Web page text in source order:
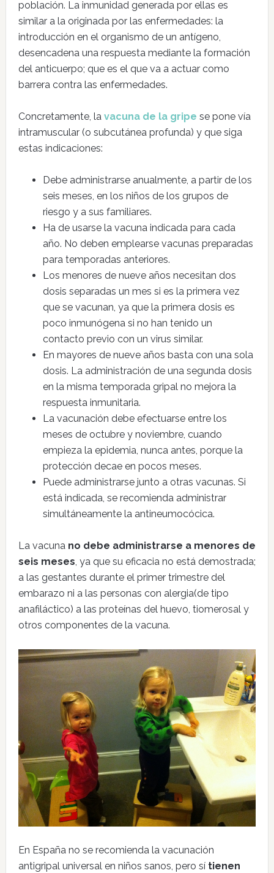
población. La inmunidad generada por ellas es
similar a la originada por las enfermedades: la
introducción en el organismo de un antígeno,
desencadena una respuesta mediante la formación
del anticuerpo; que es el que va a actuar como
barrera contra las enfermedades.
Concretamente, la vacuna de la gripe se pone vía
intramuscular (o subcutánea profunda) y que siga
estas indicaciones:
Debe administrarse anualmente, a partir de los
seis meses, en los niños de los grupos de
riesgo y a sus familiares.
Ha de usarse la vacuna indicada para cada
año. No deben emplearse vacunas preparadas
para temporadas anteriores.
Los menores de nueve años necesitan dos
dosis separadas un mes si es la primera vez
que se vacunan, ya que la primera dosis es
poco inmunógena si no han tenido un
contacto previo con un virus similar.
En mayores de nueve años basta con una sola
dosis. La administración de una segunda dosis
en la misma temporada gripal no mejora la
respuesta inmunitaria.
La vacunación debe efectuarse entre los
meses de octubre y noviembre, cuando
empieza la epidemia, nunca antes, porque la
protección decae en pocos meses.
Puede administrarse junto a otras vacunas. Si
está indicada, se recomienda administrar
simultáneamente la antineumocócica.
La vacuna no debe administrarse a menores de
seis meses, ya que su eficacia no está demostrada;
a las gestantes durante el primer trimestre del
embarazo ni a las personas con alergia(de tipo
anafiláctico) a las proteínas del huevo, tiomerosal y
otros componentes de la vacuna.
En España no se recomienda la vacunación
antigripal universal en niños sanos, pero sí tienen